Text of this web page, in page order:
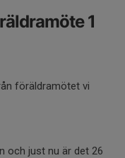
1
föräldramötet vi
och just nu är det 26